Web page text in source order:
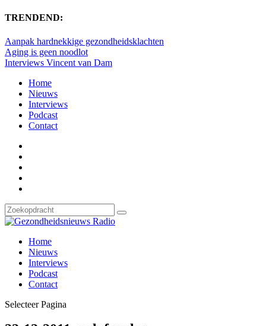
TRENDEND:
Aanpak hardnekkige gezondheidsklachten
Aging is geen noodlot
Interviews Vincent van Dam
Home
Nieuws
Interviews
Podcast
Contact
Home
Nieuws
Interviews
Podcast
Contact
Selecteer Pagina